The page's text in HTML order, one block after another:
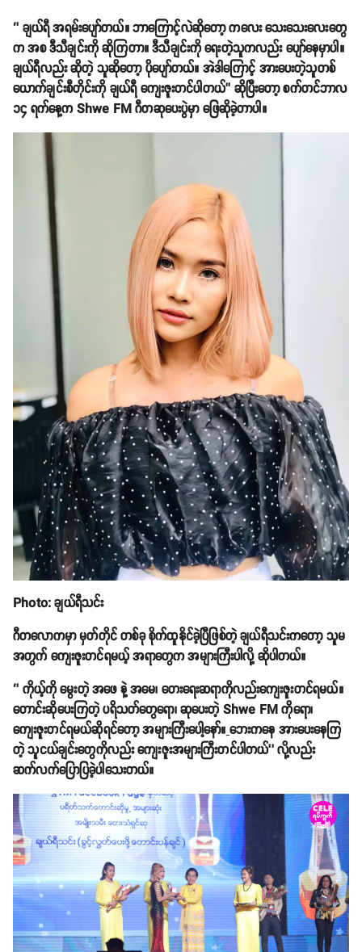
‘’ ချယ်ရီ အရမ်းပျော်တယ်။ ဘာကြောင့်လဲဆိုတော့ ကလေး သေးသေးလေးတွေ
က အစ ဒီသီချင်းကို ဆိုကြတာ။ ဒီသီချင်းကို ရေးတဲ့သူကလည်း ပျော်နေမှာပါ။
ချယ်ရီလည်း ဆိုတဲ့ သူဆိုတော့ ပိုပျော်တယ်။ အဲဒါကြောင့် အားပေးတဲ့သူတစ်
ယောက်ချင်းစီတိုင်းကို ချယ်ရီ ကျေးဇူးတင်ပါတယ်’’ ဆိုပြီးတော့ စက်တင်ဘာလ
၁၄ ရက်နေ့က Shwe FM ဂီတဆုပေးပွဲမှာ ဖြေဆိုခဲ့တာပါ။
Photo: ချယ်ရီသင်း
ဂီတလောကမှာ မှတ်တိုင် တစ်ခု စိုက်ထူနိုင်ခဲ့ပြီဖြစ်တဲ့ ချယ်ရီသင်းကတော့ သူမ
အတွက် ကျေးဇူးတင်ရမယ့် အရာတွေက အများကြီးပါလို့ ဆိုပါတယ်။
‘’ ကိုယ့်ကို မွေးတဲ့ အဖေ နဲ့ အမေ၊ တေးရေးဆရာကိုလည်းကျေးဇူးတင်ရမယ်။
တောင်းဆိုပေးကြတဲ့ ပရိသတ်တွေရော၊ ဆုပေးတဲ့ Shwe FM ကိုရော၊
ကျေးဇူးတင်ရမယ်ဆိုရင်တော့ အများကြီးပေါ့နော်။ဘေးကနေ အားပေးနေကြ
တဲ့ သူငယ်ချင်းတွေကိုလည်း ကျေးဇူးအများကြီးတင်ပါတယ်’’ လို့လည်း
ဆက်လက်ပြောပြခဲ့ပါသေးတယ်။